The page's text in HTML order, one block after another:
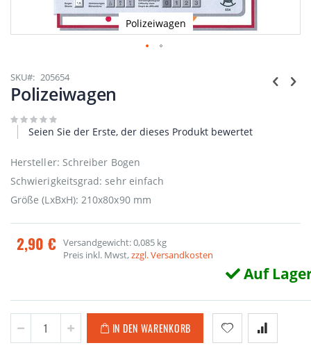
Polizeiwagen
Anfang
der
Bildgalerie
SKU 205654
Polizeiwagen
Seien Sie der Erste, der dieses Produkt bewertet
Hersteller: Schreiber Bogen
Schwierigkeitsgrad: sehr einfach
Größe (LxBxH): 210x80x90 mm
2,90 € Versandgewicht: 0,085 kg
Preis inkl. Mwst,zzgl. Versandkosten
Auf
IN DEN WARENKORB